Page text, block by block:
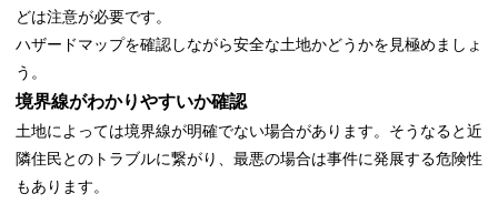
どは注意が必要です。
ハザードマップを確認しながら安全な土地かどうかを見極めましょ
う。
境界線がわかりやすいか確認
土地によっては境界線が明確でない場合があります。そうなると近
隣住民とのトラブルに繋がり、最悪の場合は事件に発展する危険性
もあります。